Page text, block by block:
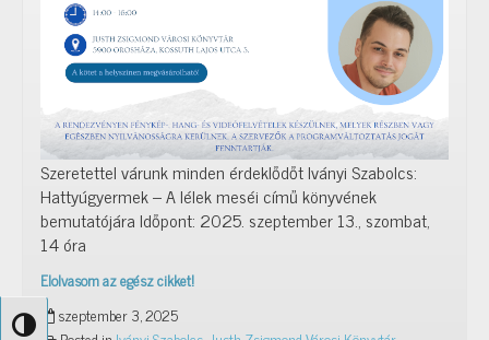
Nagy kontraszt váltása
Szeretettel várunk minden érdeklődőt Iványi Szabolcs:
Hattyúgyermek – A lélek meséi című könyvének
bemutatójára Időpont: 2025. szeptember 13., szombat,
14 óra
Elolvasom az egész cikket!
Iványi
Szabolcs:
szeptember 3, 2025